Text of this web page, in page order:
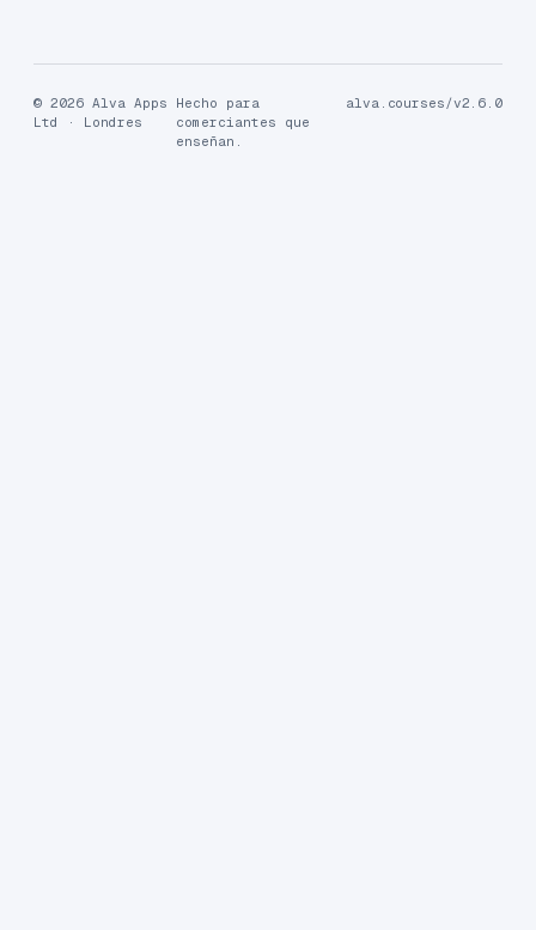
© 2026 Alva Apps
Ltd · Londres
Hecho para
comerciantes que
enseñan.
alva.courses/v2.6.0